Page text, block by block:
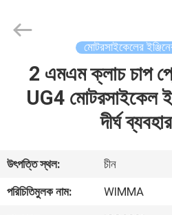
ভিডিও
Parts
Reserved.
মোটরসাইকেলের
2 এমএম ক্লাচ চাপ
UG4 মোটরসাইকেল
দীর্ঘ
উৎপত্তি স্থল:
চীন
পরিচিতিমুলক নাম:
WIMMA